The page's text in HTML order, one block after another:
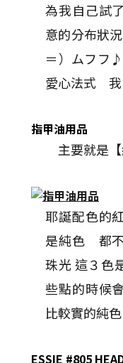
為我自己試
意的分布狀
＝）ムフフ
愛心法式 我
指甲油用品
主要就是
耶誕配色的
是純色 都
珠光 這３色
些點的時候
比較實的純
ESSIE #805